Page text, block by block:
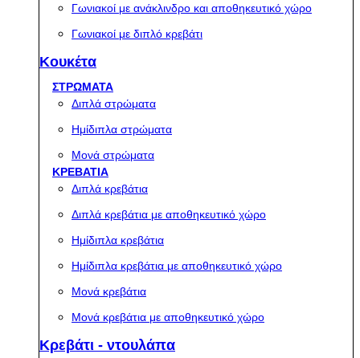
Γωνιακοί με ανάκλινδρο και αποθηκευτικό χώρο
Γωνιακοί με διπλό κρεβάτι
Κουκέτα
ΣΤΡΩΜΑΤΑ
Διπλά στρώματα
Ημίδιπλα στρώματα
Μονά στρώματα
ΚΡΕΒΑΤΙΑ
Διπλά κρεβάτια
Διπλά κρεβάτια με αποθηκευτικό χώρο
Ημίδιπλα κρεβάτια
Ημίδιπλα κρεβάτια με αποθηκευτικό χώρο
Μονά κρεβάτια
Μονά κρεβάτια με αποθηκευτικό χώρο
Κρεβάτι - ντουλάπα